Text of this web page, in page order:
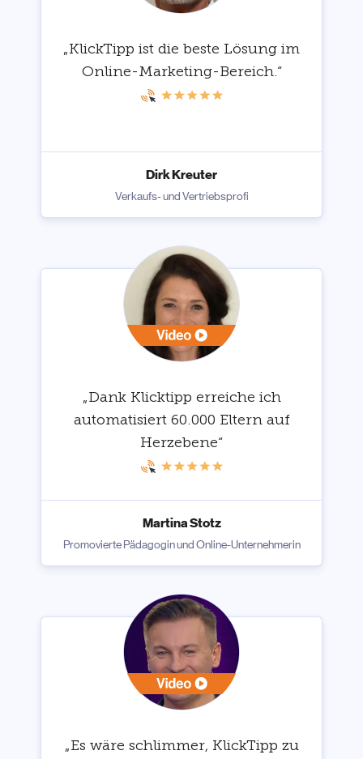
„KlickTipp ist die beste Lösung im
Online-Marketing-Bereich.“
Dirk Kreuter
Verkaufs- und Vertriebsprofi
„Dank Klicktipp erreiche ich
automatisiert 60.000 Eltern auf
Herzebene“
Martina Stotz
Promovierte Pädagogin und Online-Unternehmerin
„Es wäre schlimmer, KlickTipp zu